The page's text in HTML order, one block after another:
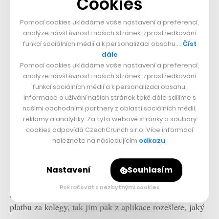
levnější transakce v zahraničí. Podobně jako Revolut
využívá i český fintech nejvýhodnější kurzy pro
převody peněz mezi různými měnami a na rozdíl od
Revolutu si na nich ani o víkendech nic nepřisazuje,
takže může vycházet o něco výhodněji. Pro uživatele je
tato služba prezentovaná jako 3% cashback při každé
platbě v zahraničí, což je právě zhruba výše poplatku,
který si jinak banky za převedení peněz vezmou.
Digitální karty a Apple Pay
Twisto brzy nabídne také novou funkci Split, díky které
půjde rozpočítat útratu mezi přátele. Když uděláte
platbu za kolegy, tak jim pak z aplikace rozešlete, jaký
Pomocí cookies ukládáme vaše nastavení a preferencí,
analýze návštěvnosti našich stránek, zprostředkování
funkcí sociálních médií a k personalizaci obsahu … Číst
dále
Pomocí cookies ukládáme vaše nastavení a preferencí,
analýze návštěvnosti našich stránek, zprostředkování
funkcí sociálních médií a k personalizaci obsahu.
Informace o užívání našich stránek také dále sdílíme s
našimi obchodními partnery z oblasti sociálních médií,
reklamy a analytiky. Za tyto webové stránky a soubory
cookies odpovídá CzechCrunch s.r.o. Více informací
naleznete na následujícím odkazu.
Nastavení Souhlasím
Pokračovat s nezbytnými cookies